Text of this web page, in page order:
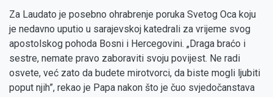
Za Laudato je posebno ohrabrenje poruka Svetog Oca koju
je nedavno uputio u sarajevskoj katedrali za vrijeme svog
apostolskog pohoda Bosni i Hercegovini. „Draga braćo i
sestre, nemate pravo zaboraviti svoju povijest. Ne radi
osvete, već zato da budete mirotvorci, da biste mogli ljubiti
poput njih”, rekao je Papa nakon što je čuo svjedočanstava